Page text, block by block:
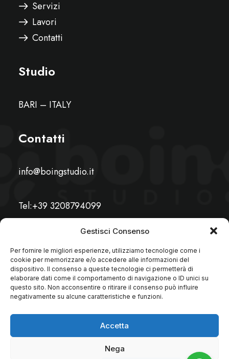
Gestisci Consenso
Per fornire le migliori esperienze, utilizziamo tecnologie come i
cookie per memorizzare e/o accedere alle informazioni del
dispositivo. Il consenso a queste tecnologie ci permetterà di
elaborare dati come il comportamento di navigazione o ID unici su
questo sito. Non acconsentire o ritirare il consenso può influire
negativamente su alcune caratteristiche e funzioni.
Accetta
Nega
Servizi
Lavori
Contatti
Studio
BARI – ITALY
Contatti
info@boingstudio.it
Tel:+39 3208794099